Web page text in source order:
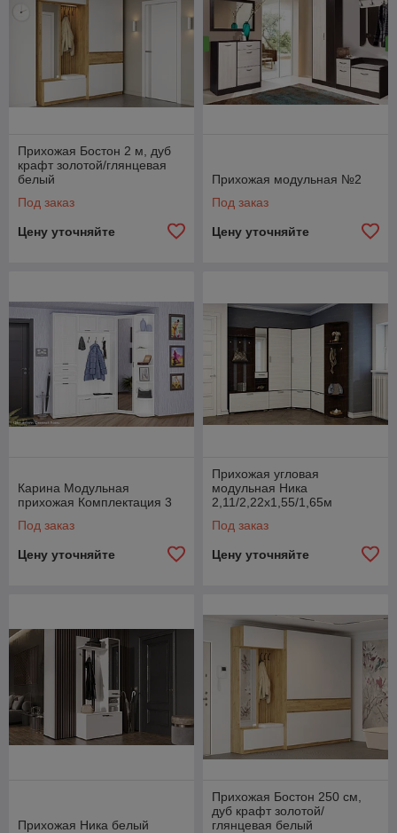
Прихожая Бостон 2 м, дуб
крафт золотой/глянцевая
белый
Под заказ
Цену уточняйте
Прихожая модульная №2
Под заказ
Цену уточняйте
Карина Модульная
прихожая Комплектация 3
Под заказ
Цену уточняйте
Прихожая угловая
модульная Ника
2,11/2,22х1,55/1,65м
Под заказ
Цену уточняйте
Прихожая Ника белый
Прихожая Бостон 250 см,
дуб крафт золотой/
глянцевая белый